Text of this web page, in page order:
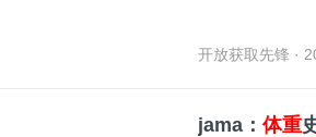
开放获取先锋 ·
jama： 体重